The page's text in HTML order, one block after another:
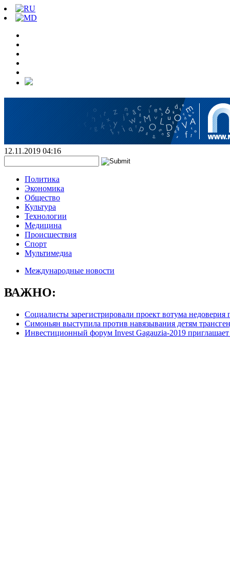
12.11.2019 04:16
Политика
Экономика
Общество
Культура
Технологии
Медицина
Происшествия
Спорт
Мультимедиа
Международные новости
ВАЖНО:
Социалисты зарегистрировали проект вотума
Симоньян выступила против навязывания детям
Инвестиционный форум Invest Gagauzia-2019